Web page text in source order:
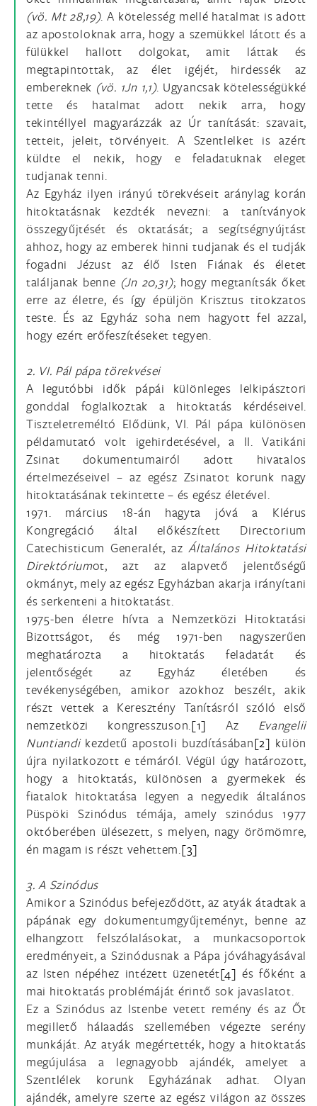
(vö. Mt 28,19). A kötelesség mellé hatalmat is adott
az apostoloknak arra, hogy a szemükkel látott és a
fülükkel hallott dolgokat, amit láttak és
megtapintottak, az élet igéjét, hirdessék az
embereknek (vö. 1Jn 1,1). Ugyancsak kötelességükké
tette és hatalmat adott nekik arra, hogy
tekintéllyel magyarázzák az Úr tanítását: szavait,
tetteit, jeleit, törvényeit. A Szentlelket is azért
küldte el nekik, hogy e feladatuknak eleget
tudjanak tenni.
Az Egyház ilyen irányú törekvéseit aránylag korán
hitoktatásnak kezdték nevezni: a tanítványok
összegyűjtését és oktatását; a segítségnyújtást
ahhoz, hogy az emberek hinni tudjanak és el tudják
fogadni Jézust az élő Isten Fiának és életet
találjanak benne (Jn 20,31); hogy megtanítsák őket
erre az életre, és így épüljön Krisztus titokzatos
teste. És az Egyház soha nem hagyott fel azzal,
hogy ezért erőfeszítéseket tegyen.
2. VI. Pál pápa törekvései
A legutóbbi idők pápái különleges lelkipásztori
gonddal foglalkoztak a hitoktatás kérdéseivel.
Tiszteletreméltó Elődünk, VI. Pál pápa különösen
példamutató volt igehirdetésével, a II. Vatikáni
Zsinat dokumentumairól adott hivatalos
értelmezéseivel – az egész Zsinatot korunk nagy
hitoktatásának tekintette – és egész életével.
1971. március 18-án hagyta jóvá a Klérus
Kongregáció által előkészített Directorium
Catechisticum Generalét, azÁltalános Hitoktatási
Direktóriumot, azt az alapvető jelentőségű
okmányt, mely az egész Egyházban akarja irányítani
és serkenteni a hitoktatást.
1975-ben életre hívta a Nemzetközi Hitoktatási
Bizottságot, és még 1971-ben nagyszerűen
meghatározta a hitoktatás feladatát és
jelentőségét az Egyház életében és
tevékenységében, amikor azokhoz beszélt, akik
részt vettek a Keresztény Tanításról szóló első
nemzetközi kongresszuson.[1] Az Evangelii
Nuntiandikezdetű apostoli buzdításában[2] külön
újra nyilatkozott e témáról. Végül úgy határozott,
hogy a hitoktatás, különösen a gyermekek és
fiatalok hitoktatása legyen a negyedik általános
Püspöki Szinódus témája, amely szinódus 1977
októberében ülésezett, s melyen, nagy örömömre,
én magam is részt vehettem.[3]
3. A Szinódus
Amikor a Szinódus befejeződött, az atyák átadtak a
pápának egy dokumentumgyűjteményt, benne az
elhangzott felszólalásokat, a munkacsoportok
eredményeit, a Szinódusnak a Pápa jóváhagyásával
az Isten népéhez intézett üzenetét[4] és főként a
mai hitoktatás problémáját érintő sok javaslatot.
Ez a Szinódus az Istenbe vetett remény és az Őt
megillető hálaadás szellemében végezte serény
munkáját. Az atyák megértették, hogy a hitoktatás
megújulása a legnagyobb ajándék, amelyet a
Szentlélek korunk Egyházának adhat. Olyan
ajándék, amelyre szerte az egész világon az összes